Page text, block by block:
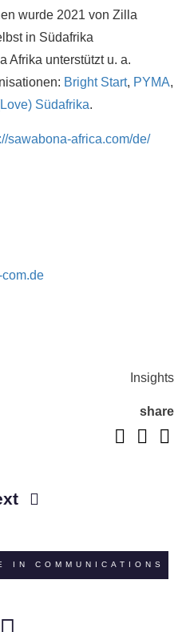
wurde 2021 von Zilla
in Südafrika
Afrika unterstützt u. a.
Bright Start, PYMA,
Südafrika.
sawabona-africa.com/de/
Insights
share
IN COMMUNICATIONS